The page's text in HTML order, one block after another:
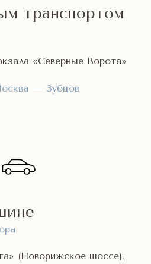
транспортом
«Северные Ворота»
— Зубцов
(Новорижское шоссе),